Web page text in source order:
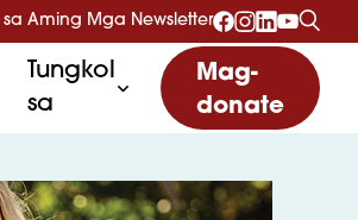
Aming Mga Newsletter
Tungkol
sa
Mag-
donate